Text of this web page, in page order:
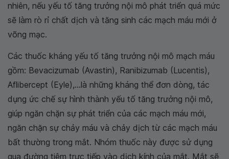
nhiên, nếu yếu tố tăng trưởng nội mô phát triển quá mức
sẽ làm rò rỉ chất dịch và tăng sinh các mạch máu mới ở
võng mạc.
Các thuốc kháng yếu tố tăng trưởng nội mô mạch máu
gồm: Bevacizumab (Avastin), Ranibizumab (Lucentis),
Aflibercept (Eyle),...là những kháng thể đơn dòng, tác
dụng ức chế sự hình thành yếu tố tăng trưởng nội mô,
giúp ngăn chặn sự phát triển của các mạch máu mới,
ngăn chặn sự chảy máu và chảy dịch từ các mạch máu
bất thường trong mắt. Nhóm thuốc này được sử dụng
qua đường tiêm trực tiếp vào dịch kính của mắt. Mắt sẽ